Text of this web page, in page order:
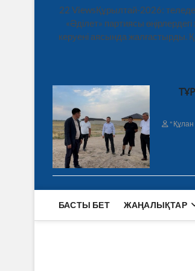
22 ViewsҚұрылтай-2026:
«Әділет» партиясы
керуені аясында жалғастырды.
"Құлан
БАСТЫ БЕТ ЖАҢАЛЫҚТАР